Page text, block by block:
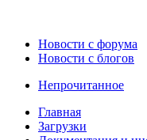
Новости c форума
Новости с блогов
Непрочитанное
Главная
Загрузки